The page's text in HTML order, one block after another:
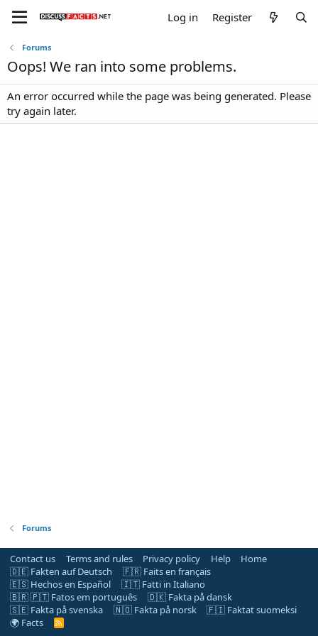
Log in Register
Forums
Oops! We ran into some problems.
An error occurred while the page was being generated. Please
try again later.
Forums
Contact us Terms and rules Privacy policy Help
Home
🇩🇪 Fakten auf Deutsch
🇫🇷 Faits en français
🇪🇸 Hechos en Español
🇮🇹 Fatti in Italiano
🇧🇷 🇵🇹 Fatos em português
🇩🇰 Fakta på dansk
🇸🇪 Fakta på svenska
🇳🇴 Fakta på norsk
🇫🇮 Faktat suomeksi
🌍 Facts
R